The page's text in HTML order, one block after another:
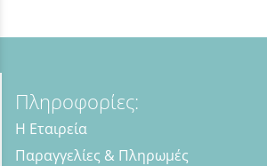
Πληροφορίες:
Η Εταιρεία
Παραγγελίες & Πληρωμές